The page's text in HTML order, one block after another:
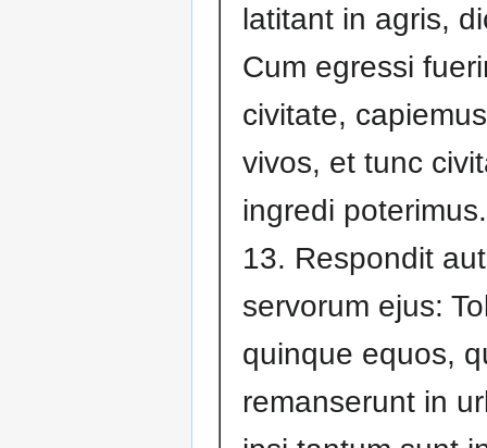
latitant in agris,
Cum egressi
civitate,
vivos, et tunc
ingredi poterimus.
13. Respondit
servorum ejus:
quinque equos,
remanserunt in